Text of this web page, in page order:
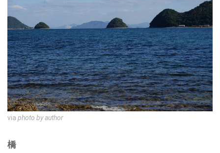
via photo by author
橋